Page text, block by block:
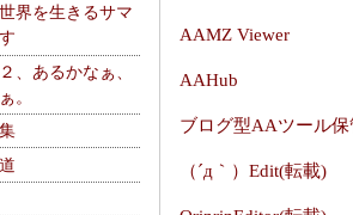
界を生きるサマ
、あるかなぁ、
。
AAMZ Viewer
AAHub
ブログ型AAツール保
（´д｀）Edit(転載)